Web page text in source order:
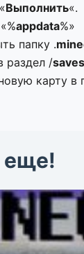
Выполнить«.
appdata%»
папку .
раздел /saves
карту в
еще!